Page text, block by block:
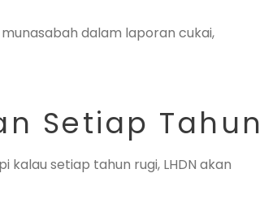
dalam laporan cukai,
Setiap Tahun
setiap tahun rugi, LHDN akan